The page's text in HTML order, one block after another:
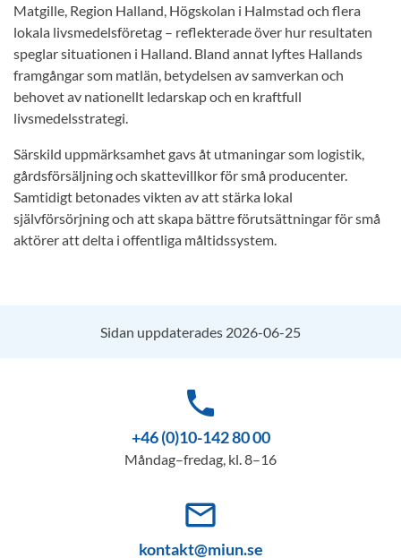
Matgille, Region Halland, Högskolan i Halmstad och flera
lokala livsmedelsföretag – reflekterade över hur resultaten
speglar situationen i Halland. Bland annat lyftes Hallands
framgångar som matlän, betydelsen av samverkan och
behovet av nationellt ledarskap och en kraftfull
livsmedelsstrategi.
Särskild uppmärksamhet gavs åt utmaningar som logistik,
gårdsförsäljning och skattevillkor för små producenter.
Samtidigt betonades vikten av att stärka lokal
självförsörjning och att skapa bättre förutsättningar för små
aktörer att delta i offentliga måltidssystem.
Sidan uppdaterades 2026-06-25
phone
+46 (0)10-142 80 00
Måndag–fredag, kl. 8–16
mail_outline
kontakt@miun.se